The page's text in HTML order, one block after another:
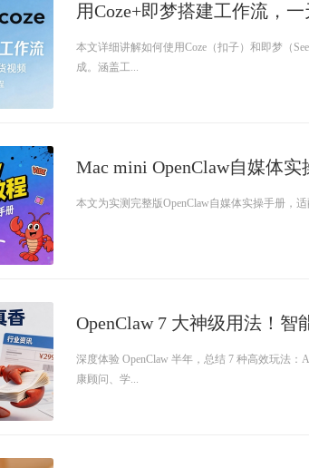
用Coze+即梦搭建工作流，
本文详细讲解如何使用Coze（扣子）和即梦（
成。涵盖工...
Mac mini OpenClaw自媒体
本文为实测完整版OpenClaw自媒体实操手册，
OpenClaw 7 大神级用法！
深度体验 OpenClaw 半年，总结 7 种高效玩法
康顾问、学...